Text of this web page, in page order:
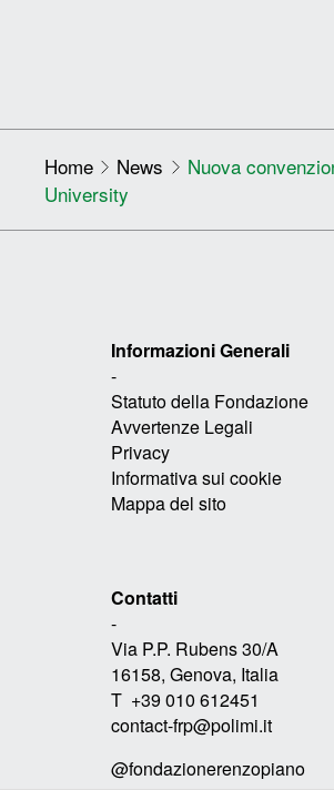
Home News
Nuova
University
Informazioni Generali
-
Statuto della Fondazione
Avvertenze Legali
Privacy
Informativa sui cookie
Mappa del sito
Contatti
-
Via P.P. Rubens 30/A
16158, Genova, Italia
T +39 010 612451
contact-frp@polimi.it
@fondazionerenzopiano